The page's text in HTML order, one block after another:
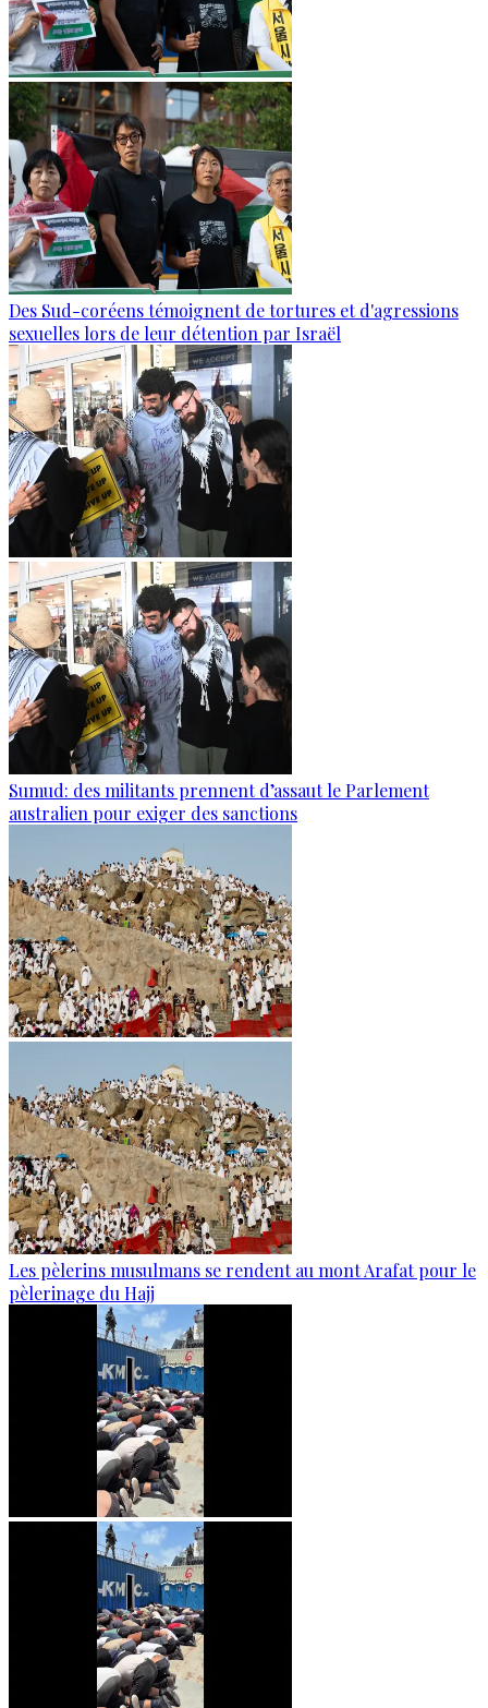
Des Sud-coréens témoignent de tortures et d'agressions
sexuelles lors de leur détention par Israël
Sumud: des militants prennent d’assaut le Parlement
australien pour exiger des sanctions
Les pèlerins musulmans se rendent au mont Arafat pour le
pèlerinage du Hajj